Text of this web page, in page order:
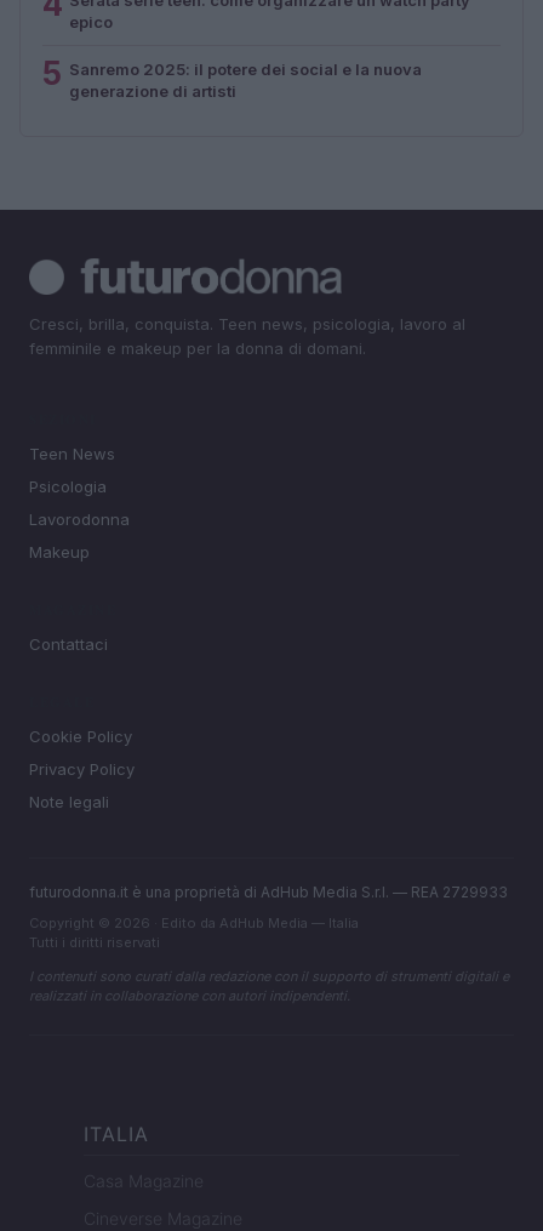
epico
5 Sanremo 2025: il potere dei social e la nuova
generazione di artisti
Cresci, brilla, conquista. Teen news, psicologia, lavoro al
femminile e makeup per la donna di domani.
Teen News
Psicologia
Lavorodonna
Makeup
Contattaci
Cookie Policy
Privacy Policy
Note legali
futurodonna.it è una proprietà di AdHub Media S.r.l. — REA 2729933
Copyright © 2026 · Edito da AdHub Media — Italia
Tutti i diritti riservati
I contenuti sono curati dalla redazione con il supporto di strumenti digitali e
realizzati in collaborazione con autori indipendenti.
ITALIA
Casa Magazine
Cineverse Magazine